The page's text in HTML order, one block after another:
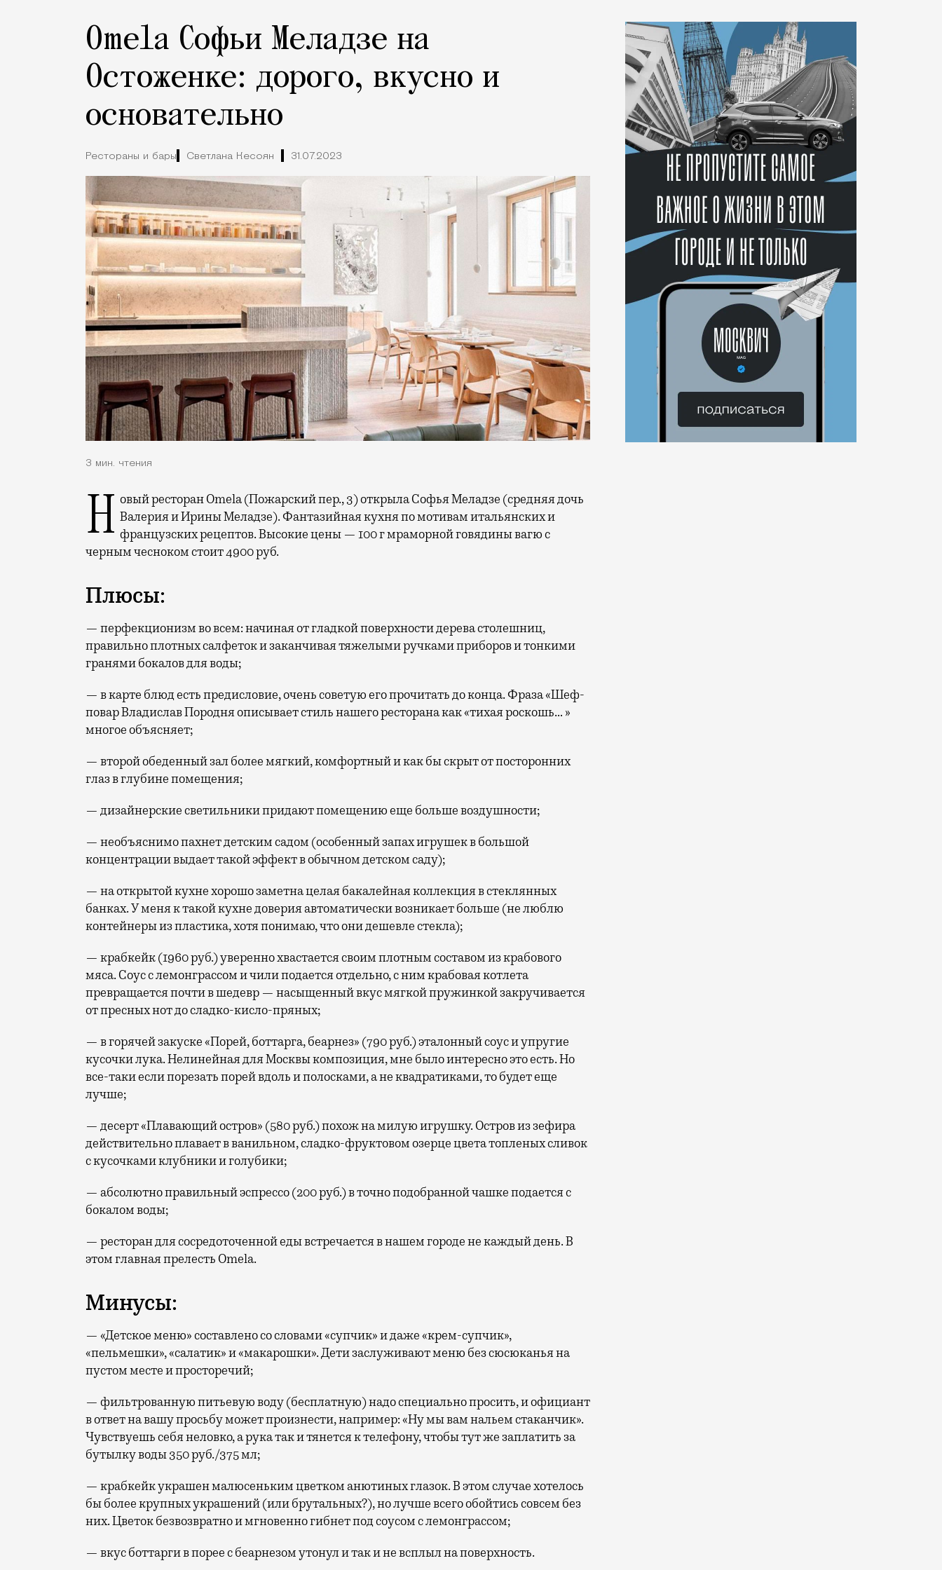
Omela Софьи Меладзе на
Остоженке: дорого, вкусно и
основательно
Рестораны и бары Светлана Кесоян 31.07.2023
3 мин. чтения
Новый ресторан Omela (Пожарский пер., 3) открыла Софья Меладзе (средняя дочь Валерия и Ирины Меладзе). Фантазийная кухня по мотивам итальянских и
французских рецептов. Высокие цены — 100 г мраморной говядины вагю с
черным чесноком стоит 4900 руб.
Плюсы:
— перфекционизм во всем: начиная от гладкой поверхности дерева столешниц,
правильно плотных салфеток и заканчивая тяжелыми ручками приборов и тонкими
гранями бокалов для воды;
— в карте блюд есть предисловие, очень советую его прочитать до конца. Фраза «Шеф-
повар Владислав Породня описывает стиль нашего ресторана как «тихая роскошь… »
многое объясняет;
— второй обеденный зал более мягкий, комфортный и как бы скрыт от посторонних
глаз в глубине помещения;
— дизайнерские светильники придают помещению еще больше воздушности;
— необъяснимо пахнет детским садом (особенный запах игрушек в большой
концентрации выдает такой эффект в обычном детском саду);
— на открытой кухне хорошо заметна целая бакалейная коллекция в стеклянных
банках. У меня к такой кухне доверия автоматически возникает больше (не люблю
контейнеры из пластика, хотя понимаю, что они дешевле стекла);
— крабкейк (1960 руб.) уверенно хвастается своим плотным составом из крабового
мяса. Соус с лемонграссом и чили подается отдельно, с ним крабовая котлета
превращается почти в шедевр — насыщенный вкус мягкой пружинкой закручивается
от пресных нот до сладко-кисло-пряных;
— в горячей закуске «Порей, боттарга, беарнез» (790 руб.) эталонный соус и упругие
кусочки лука. Нелинейная для Москвы композиция, мне было интересно это есть. Но
все-таки если порезать порей вдоль и полосками, а не квадратиками, то будет еще
лучше;
— десерт «Плавающий остров» (580 руб.) похож на милую игрушку. Остров из зефира
действительно плавает в ванильном, сладко-фруктовом озерце цвета топленых сливок
с кусочками клубники и голубики;
— абсолютно правильный эспрессо (200 руб.) в точно подобранной чашке подается с
бокалом воды;
— ресторан для сосредоточенной еды встречается в нашем городе не каждый день. В
этом главная прелесть Omela.
Минусы:
— «Детское меню» составлено со словами «супчик» и даже «крем-супчик»,
«пельмешки», «салатик» и «макарошки». Дети заслуживают меню без сюсюканья на
пустом месте и просторечий;
— фильтрованную питьевую воду (бесплатную) надо специально просить, и официант
в ответ на вашу просьбу может произнести, например: «Ну мы вам нальем стаканчик».
Чувствуешь себя неловко, а рука так и тянется к телефону, чтобы тут же заплатить за
бутылку воды 350 руб./375 мл;
— крабкейк украшен малюсеньким цветком анютиных глазок. В этом случае хотелось
бы более крупных украшений (или брутальных?), но лучше всего обойтись совсем без
них. Цветок безвозвратно и мгновенно гибнет под соусом с лемонграссом;
— вкус боттарги в порее с беарнезом утонул и так и не всплыл на поверхность.